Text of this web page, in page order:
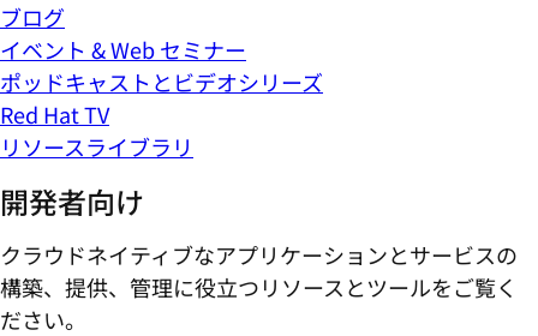
ブログ
イベント & Web セミナー
ポッドキャストとビデオシリーズ
Red Hat TV
リソースライブラリ
開発者向け
クラウドネイティブなアプリケーションとサービスの
構築、提供、管理に役立つリソースとツールをご覧く
ださい。